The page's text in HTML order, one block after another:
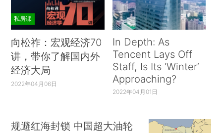
私房课
向松祚：宏观经济70
讲，带你了解国内外
经济大局
2022年04月06日
In Depth: As
Tencent Lays Off
Staff, Is Its ‘Winter’
Approaching?
2022年04月01日
规避红海封锁 中国超大油轮